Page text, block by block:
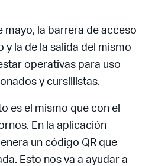
mayo, la barrera de acceso
y la de la salida del mismo
operativas para uso
y cursillistas.
es el mismo que con el
En la aplicación
un código QR que
Esto nos va a ayudar a